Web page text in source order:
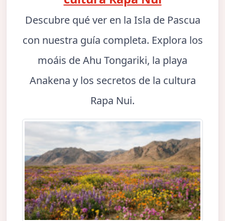
Descubre qué ver en la Isla de Pascua
con nuestra guía completa. Explora los
moáis de Ahu Tongariki, la playa
Anakena y los secretos de la cultura
Rapa Nui.